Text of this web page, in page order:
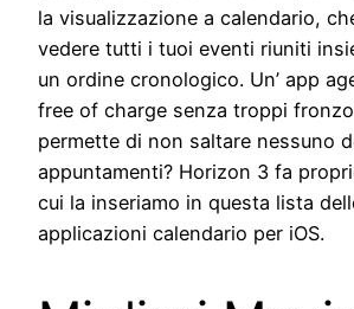
la visualizzazione a calendario,
vedere tutti i tuoi eventi riuniti
un ordine cronologico. Un’ app
free of charge senza troppi
permette di non saltare nessuno
appuntamenti? Horizon 3 fa
cui la inseriamo in questa lista
applicazioni calendario per iOS.